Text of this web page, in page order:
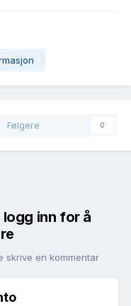
Følgere 0
inn for å
skrive en kommentar